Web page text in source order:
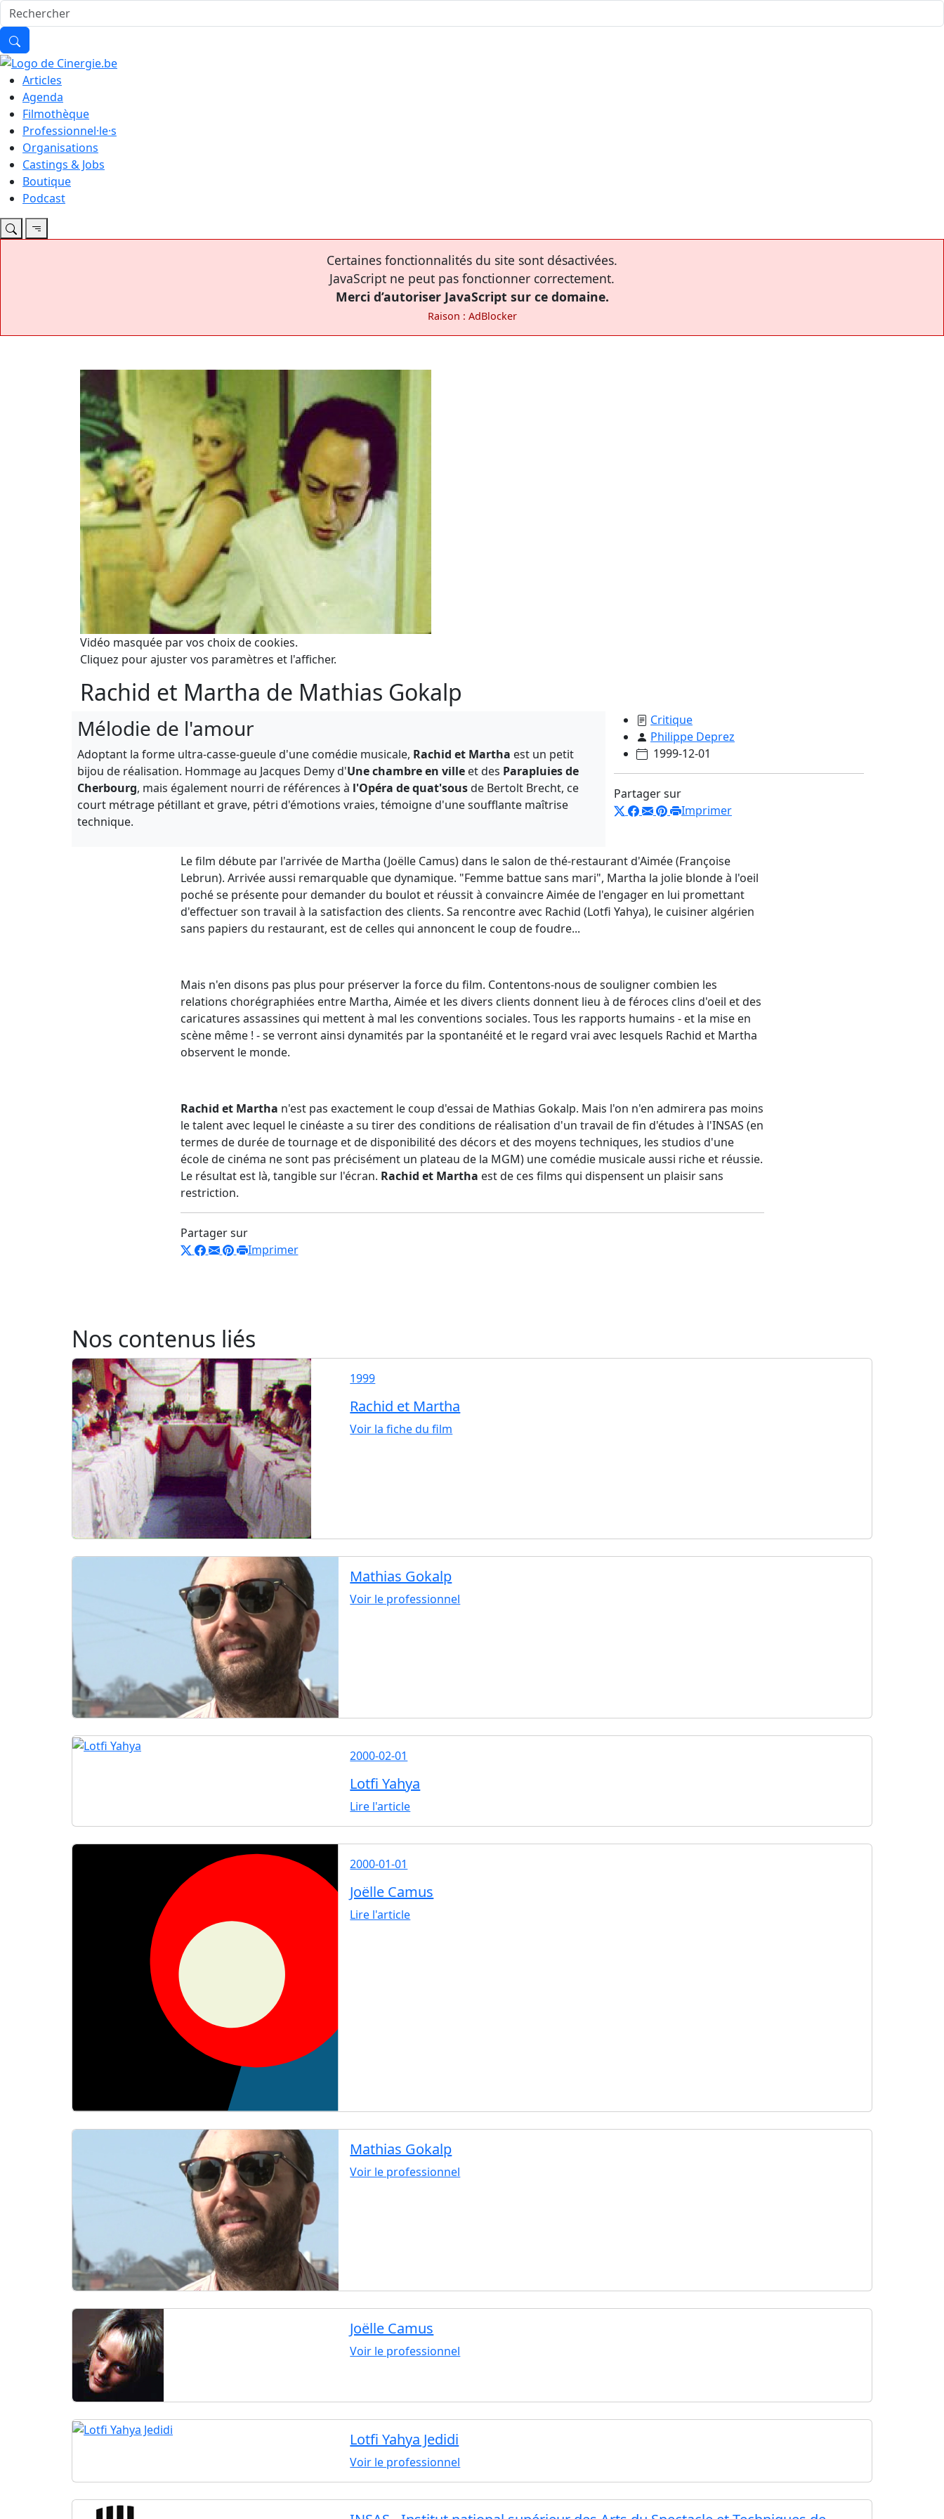
Articles
Agenda
Filmothèque
Professionnel·le·s
Organisations
Castings & Jobs
Boutique
Podcast
Certaines fonctionnalités du site sont désactivées.
JavaScript ne peut pas fonctionner correctement.
Merci d’autoriser JavaScript sur ce domaine.
Raison : AdBlocker
Vidéo masquée par vos choix de cookies.
Cliquez pour ajuster vos paramètres et l'afficher.
Rachid et Martha de Mathias Gokalp
Mélodie de l'amour
Adoptant la forme ultra-casse-gueule d'une comédie musicale, Rachid et Martha est un petit
bijou de réalisation. Hommage au Jacques Demy d'Une chambre en ville et des Parapluies de
Cherbourg, mais également nourri de références à l'Opéra de quat'sousde Bertolt Brecht, ce
court métrage pétillant et grave, pétri d'émotions vraies, témoigne d'une soufflante maîtrise
technique.
Critique
Philippe Deprez
1999-12-01
Partager sur
Imprimer
Le film débute par l'arrivée de Martha (Joëlle Camus) dans le salon de thé-restaurant d'Aimée (Françoise
Lebrun). Arrivée aussi remarquable que dynamique. "Femme battue sans mari", Martha la jolie blonde à l'oeil
poché se présente pour demander du boulot et réussit à convaincre Aimée de l'engager en lui promettant
d'effectuer son travail à la satisfaction des clients. Sa rencontre avec Rachid (Lotfi Yahya), le cuisiner algérien
sans papiers du restaurant, est de celles qui annoncent le coup de foudre...
Mais n'en disons pas plus pour préserver la force du film. Contentons-nous de souligner combien les
relations chorégraphiées entre Martha, Aimée et les divers clients donnent lieu à de féroces clins d'oeil et des
caricatures assassines qui mettent à mal les conventions sociales. Tous les rapports humains - et la mise en
scène même ! - se verront ainsi dynamités par la spontanéité et le regard vrai avec lesquels Rachid et Martha
observent le monde.
Rachid et Martha n'est pas exactement le coup d'essai de Mathias Gokalp. Mais l'on n'en admirera pas moins
le talent avec lequel le cinéaste a su tirer des conditions de réalisation d'un travail de fin d'études à l'INSAS (en
termes de durée de tournage et de disponibilité des décors et des moyens techniques, les studios d'une
école de cinéma ne sont pas précisément un plateau de la MGM) une comédie musicale aussi riche et réussie.
Le résultat est là, tangible sur l'écran. Rachid et Martha est de ces films qui dispensent un plaisir sans
restriction.
Partager sur
Imprimer
Nos contenus liés
1999
Rachid et Martha
Voir la fiche du film
Mathias Gokalp
Voir le professionnel
2000-02-01
Lotfi Yahya
Lire l'article
2000-01-01
Joëlle Camus
Lire l'article
Mathias Gokalp
Voir le professionnel
Joëlle Camus
Voir le professionnel
Lotfi Yahya Jedidi
Voir le professionnel